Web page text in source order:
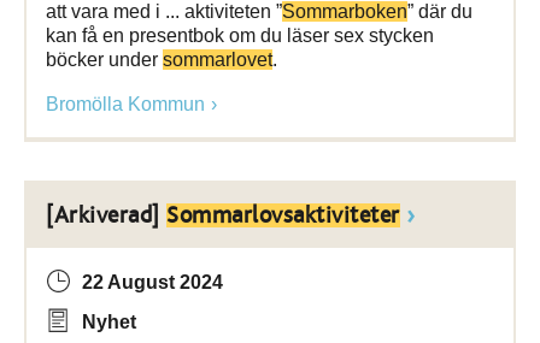
att vara med i ... aktiviteten ”Sommarboken” där du
kan få en presentbok om du läser sex stycken
böcker under sommarlovet.
Bromölla Kommun
[Arkiverad] Sommarlovsaktiviteter
22 August 2024
Nyhet